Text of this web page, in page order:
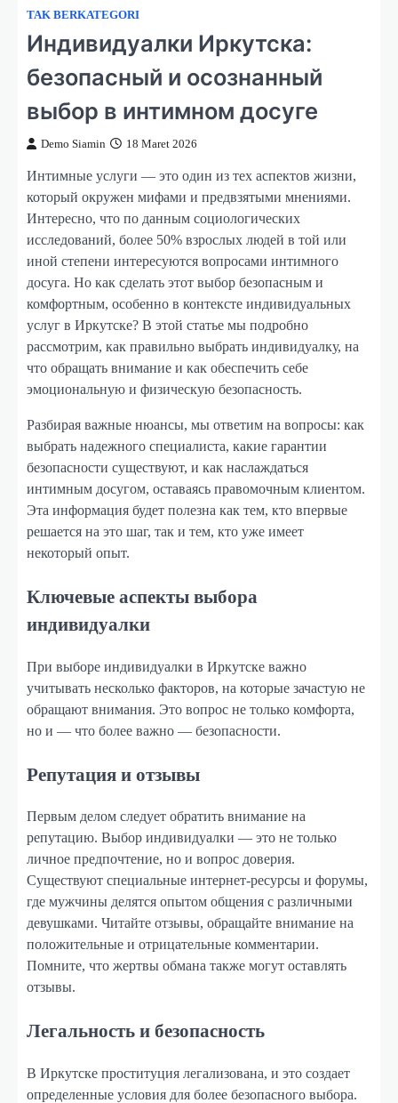
TAK BERKATEGORI
Индивидуалки Иркутска:
безопасный и осознанный
выбор в интимном досуге
Demo Siamin 18 Maret 2026
Интимные услуги — это один из тех аспектов жизни,
который окружен мифами и предвзятыми мнениями.
Интересно, что по данным социологических
исследований, более 50% взрослых людей в той или
иной степени интересуются вопросами интимного
досуга. Но как сделать этот выбор безопасным и
комфортным, особенно в контексте индивидуальных
услуг в Иркутске? В этой статье мы подробно
рассмотрим, как правильно выбрать индивидуалку, на
что обращать внимание и как обеспечить себе
эмоциональную и физическую безопасность.
Разбирая важные нюансы, мы ответим на вопросы: как
выбрать надежного специалиста, какие гарантии
безопасности существуют, и как наслаждаться
интимным досугом, оставаясь правомочным клиентом.
Эта информация будет полезна как тем, кто впервые
решается на это шаг, так и тем, кто уже имеет
некоторый опыт.
Ключевые аспекты выбора
индивидуалки
При выборе индивидуалки в Иркутске важно
учитывать несколько факторов, на которые зачастую не
обращают внимания. Это вопрос не только комфорта,
но и — что более важно — безопасности.
Репутация и отзывы
Первым делом следует обратить внимание на
репутацию. Выбор индивидуалки — это не только
личное предпочтение, но и вопрос доверия.
Существуют специальные интернет-ресурсы и форумы,
где мужчины делятся опытом общения с различными
девушками. Читайте отзывы, обращайте внимание на
положительные и отрицательные комментарии.
Помните, что жертвы обмана также могут оставлять
отзывы.
Легальность и безопасность
В Иркутске проституция легализована, и это создает
определенные условия для более безопасного выбора.